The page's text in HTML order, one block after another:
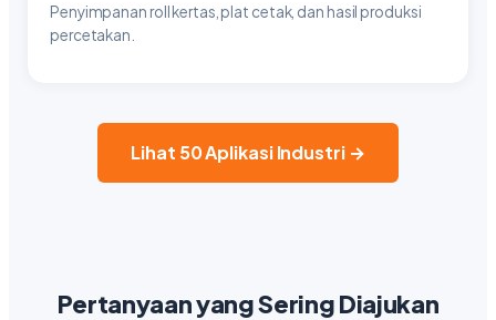
Penyimpanan roll kertas, plat cetak, dan hasil produksi
percetakan.
Lihat 50 Aplikasi Industri →
Pertanyaan yang Sering Diajukan